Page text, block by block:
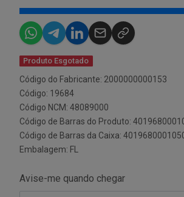
Produto Esgotado
Código do Fabricante: 2000000000153
Código: 19684
Código NCM: 48089000
Código de Barras do Produto:
Código de Barras da Caixa:
Embalagem: FL
Avise-me quando chegar